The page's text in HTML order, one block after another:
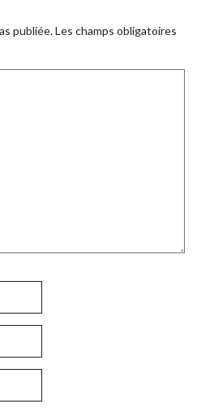
publiée.Les champs obligatoires